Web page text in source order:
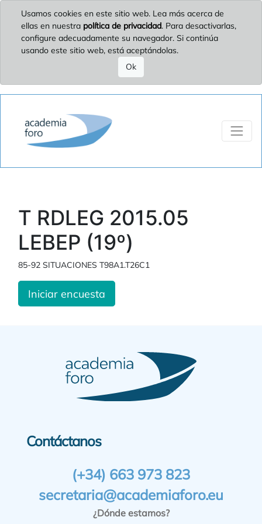
Usamos cookies en este sitio web. Lea más acerca de
ellas en nuestra política de privacidad. Para desactivarlas,
configure adecuadamente su navegador. Si continúa
usando este sitio web, está aceptándolas.
Ok
T RDLEG 2015.05
LEBEP (19º)
85-92 SITUACIONES T98A1.T26C1
Iniciar encuesta
Contáctanos
(+34) 663 973 823
secretaria@academiaforo.eu
¿Dónde estamos?